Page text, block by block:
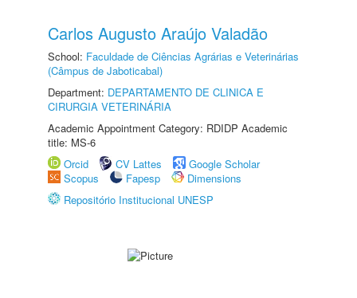
Carlos Augusto Araújo Valadão
School: Faculdade de Ciências Agrárias e Veterinárias
(Câmpus de Jaboticabal)
Department: DEPARTAMENTO DE CLINICA E
CIRURGIA VETERINÁRIA
Academic Appointment Category: RDIDP Academic
title: MS-6
Orcid
CV Lattes
Google Scholar
Scopus
Fapesp
Dimensions
Repositório Institucional UNESP